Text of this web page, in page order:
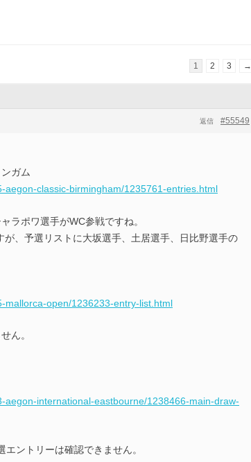
1 2 3 →
#55549
返信
ガム
aegon-classic-birmingham/1235761-entries.html
ラポワ選手がWC参戦ですね。
が、予選リストに大坂選手、土居選手、日比野選手の
mallorca-open/1236233-entry-list.html
ん。
aegon-international-eastbourne/1238466-main-draw-
ントリーは確認できません。